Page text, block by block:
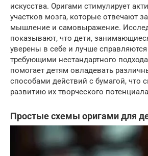
искусства. Оригами стимулирует
участков мозга, которые отвечают
мышление и самовыражение.
показывают, что дети,
уверены в себе и лучше
требующими нестандартного
помогает детям овладевать
способами действий с бумагой, что
развитию их творческого
Простые схемы оригами для